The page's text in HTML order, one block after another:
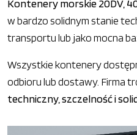
Kontenery morskie 20DV,
w bardzo solidnym stanie
transportu lub jako mocna
Wszystkie kontenery
odbioru lub dostawy. Firma
techniczny, szczelność i